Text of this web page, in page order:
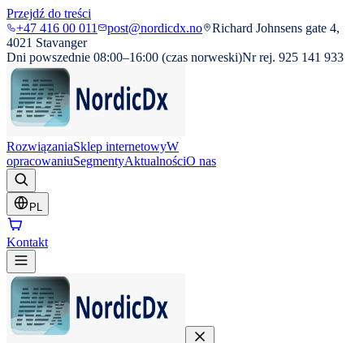
Przejdź do treści
+47 416 00 011
post@nordicdx.no
Richard Johnsens gate 4,
4021 Stavanger
Dni powszednie 08:00–16:00 (czas norweski)Nr rej. 925 141 933
RozwiązaniaSklep internetowyW
opracowaniuSegmentyAktualnościO nas
PL
Kontakt